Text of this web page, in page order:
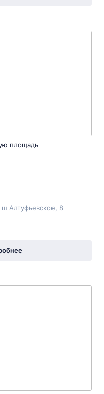
площадь
ш Алтуфьевское , 8